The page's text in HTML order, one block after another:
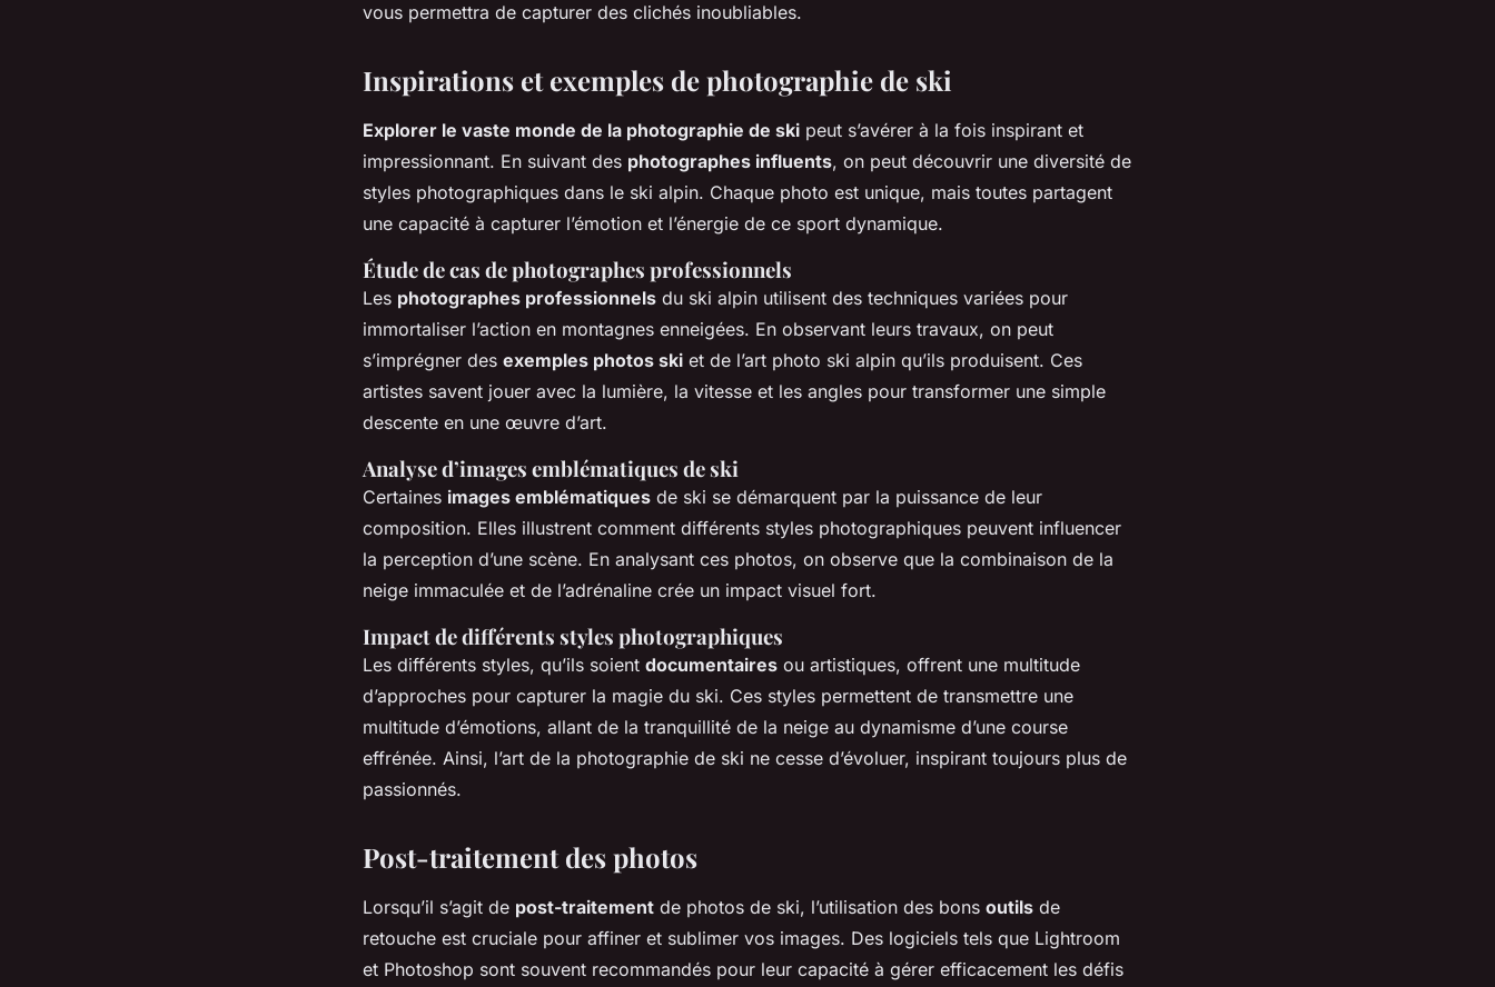
vous permettra de capturer des clichés inoubliables.
Inspirations et exemples de photographie de ski
Explorer le vaste monde de la photographie de ski peut s’avérer à la fois inspirant et
impressionnant. En suivant des photographes influents, on peut découvrir une diversité de
styles photographiques dans le ski alpin. Chaque photo est unique, mais toutes partagent
une capacité à capturer l’émotion et l’énergie de ce sport dynamique.
Étude de cas de photographes professionnels
Les photographes professionnels du ski alpin utilisent des techniques variées pour
immortaliser l’action en montagnes enneigées. En observant leurs travaux, on peut
s’imprégner des exemples photos ski et de l’art photo ski alpin qu’ils produisent. Ces
artistes savent jouer avec la lumière, la vitesse et les angles pour transformer une simple
descente en une œuvre d’art.
Analyse d’images emblématiques de ski
Certaines images emblématiques de ski se démarquent par la puissance de leur
composition. Elles illustrent comment différents styles photographiques peuvent influencer
la perception d’une scène. En analysant ces photos, on observe que la combinaison de la
neige immaculée et de l’adrénaline crée un impact visuel fort.
Impact de différents styles photographiques
Les différents styles, qu’ils soient documentaires ou artistiques, offrent une multitude
d’approches pour capturer la magie du ski. Ces styles permettent de transmettre une
multitude d’émotions, allant de la tranquillité de la neige au dynamisme d’une course
effrénée. Ainsi, l’art de la photographie de ski ne cesse d’évoluer, inspirant toujours plus de
passionnés.
Post-traitement des photos
Lorsqu’il s’agit de post-traitement de photos de ski, l’utilisation des bons outils de
retouche est cruciale pour affiner et sublimer vos images. Des logiciels tels que Lightroom
et Photoshop sont souvent recommandés pour leur capacité à gérer efficacement les défis